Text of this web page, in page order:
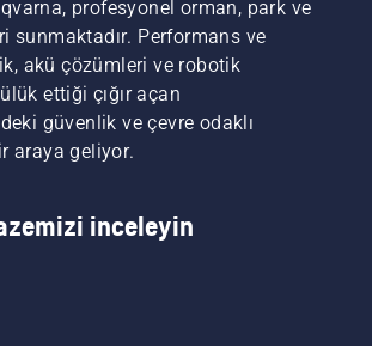
profesyonel orman, park ve
sunmaktadır. Performans ve
akü çözümleri ve robotik
ettiği çığır açan
güvenlik ve çevre odaklı
araya geliyor.
inceleyin